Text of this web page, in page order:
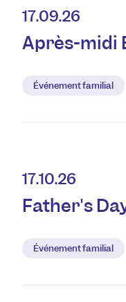
17.09.26
Après-midi
Événement familial
17.10.26
Father's
Événement familial